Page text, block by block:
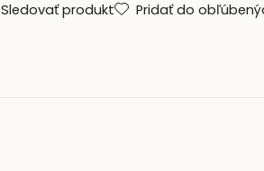
Sledovať produkt Pridať do